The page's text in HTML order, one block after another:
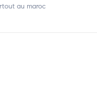
au maroc